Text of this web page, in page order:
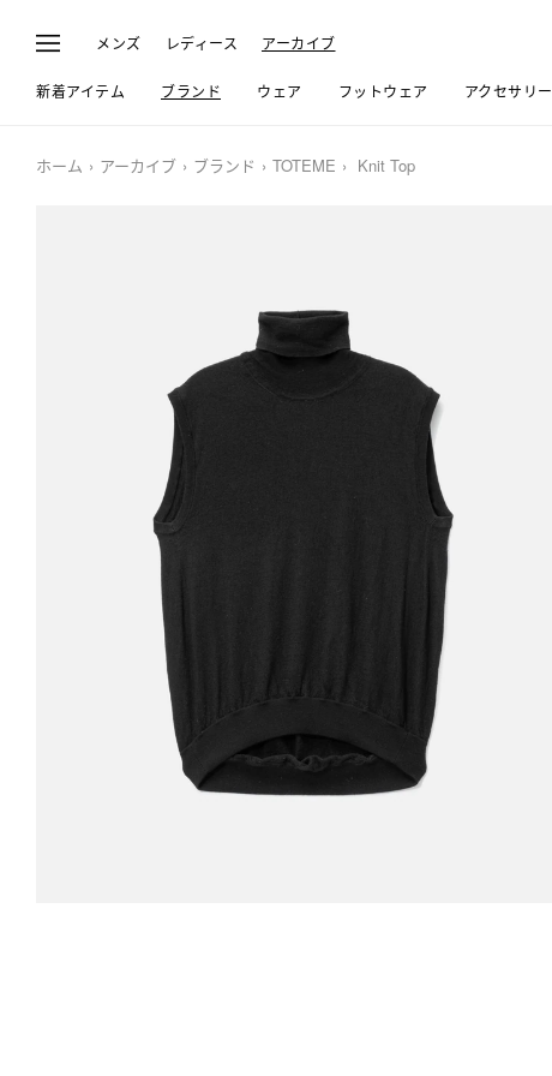
メンズ レディース アーカイブ
新着アイテム ブランド ウェア フットウェア アクセサリー
ホーム アーカイブ ブランド TOTEME Knit Top